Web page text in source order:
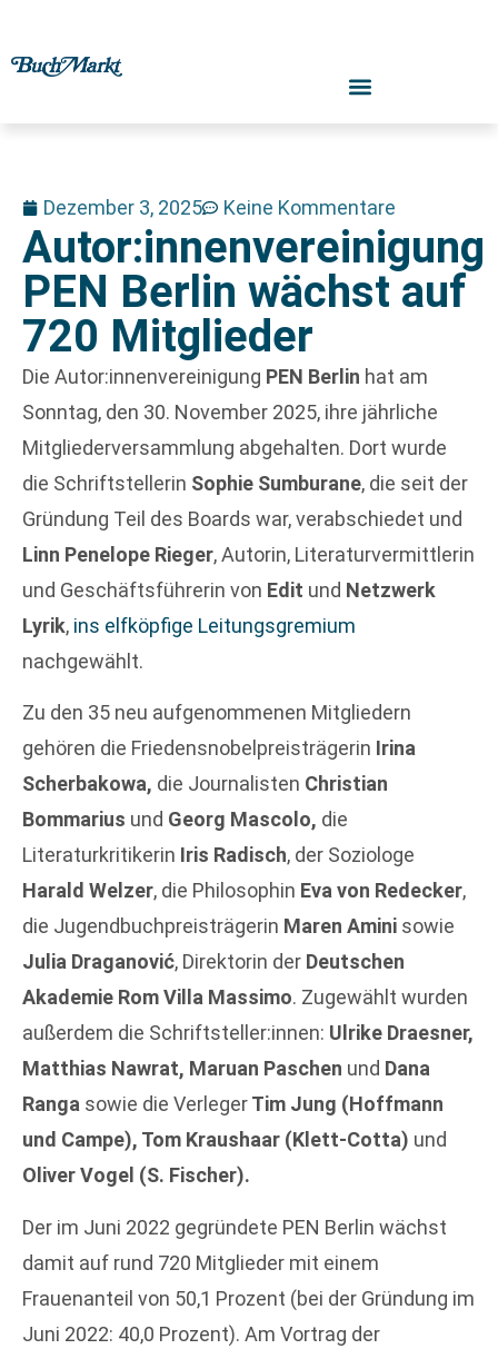
Dezember 3, 2025 Keine Kommentare
Autor:innenvereinigung
PEN Berlin wächst auf
720 Mitglieder
Die Autor:innenvereinigung PEN Berlin hat am
Sonntag, den 30. November 2025, ihre jährliche
Mitgliederversammlung abgehalten. Dort wurde
die Schriftstellerin Sophie Sumburane, die seit der
Gründung Teil des Boards war, verabschiedet und
Linn Penelope Rieger, Autorin, Literaturvermittlerin
und Geschäftsführerin von Edit und Netzwerk
Lyrik, ins elfköpfige Leitungsgremium
nachgewählt.
Zu den 35 neu aufgenommenen Mitgliedern
gehören die Friedensnobelpreisträgerin Irina
Scherbakowa, die Journalisten Christian
Bommarius und Georg Mascolo, die
Literaturkritikerin Iris Radisch, der Soziologe
Harald Welzer, die Philosophin Eva von Redecker,
die Jugendbuchpreisträgerin Maren Amini sowie
Julia Draganović, Direktorin der Deutschen
Akademie Rom Villa Massimo. Zugewählt wurden
außerdem die Schriftsteller:innen: Ulrike Draesner,
Matthias Nawrat, Maruan Paschen und Dana
Ranga sowie die VerlegerTim Jung (Hoffmann
und Campe), Tom Kraushaar (Klett-Cotta) und
Oliver Vogel (S. Fischer).
Der im Juni 2022 gegründete PEN Berlin wächst
damit auf rund 720 Mitglieder mit einem
Frauenanteil von 50,1 Prozent (bei der Gründung im
Juni 2022: 40,0 Prozent). Am Vortrag der